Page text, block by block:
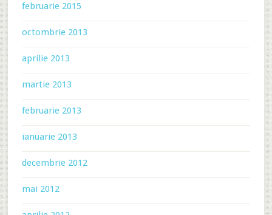
februarie 2015
octombrie 2013
aprilie 2013
martie 2013
februarie 2013
ianuarie 2013
decembrie 2012
mai 2012